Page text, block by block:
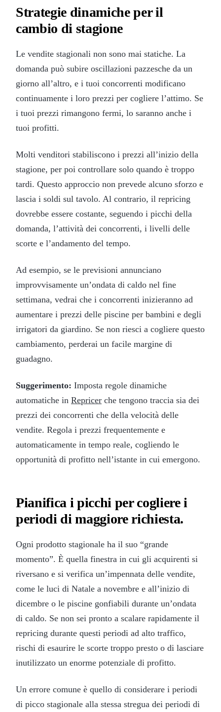
Strategie dinamiche per il
cambio di stagione
Le vendite stagionali non sono mai statiche. La
domanda può subire oscillazioni pazzesche da un
giorno all’altro, e i tuoi concorrenti modificano
continuamente i loro prezzi per cogliere l’attimo. Se
i tuoi prezzi rimangono fermi, lo saranno anche i
tuoi profitti.
Molti venditori stabiliscono i prezzi all’inizio della
stagione, per poi controllare solo quando è troppo
tardi. Questo approccio non prevede alcuno sforzo e
lascia i soldi sul tavolo. Al contrario, il repricing
dovrebbe essere costante, seguendo i picchi della
domanda, l’attività dei concorrenti, i livelli delle
scorte e l’andamento del tempo.
Ad esempio, se le previsioni annunciano
improvvisamente un’ondata di caldo nel fine
settimana, vedrai che i concorrenti inizieranno ad
aumentare i prezzi delle piscine per bambini e degli
irrigatori da giardino. Se non riesci a cogliere questo
cambiamento, perderai un facile margine di
guadagno.
Suggerimento: Imposta regole dinamiche
automatiche in Repricer che tengono traccia sia dei
prezzi dei concorrenti che della velocità delle
vendite. Regola i prezzi frequentemente e
automaticamente in tempo reale, cogliendo le
opportunità di profitto nell’istante in cui emergono.
Pianifica i picchi per cogliere i
periodi di maggiore richiesta.
Ogni prodotto stagionale ha il suo “grande
momento”. È quella finestra in cui gli acquirenti si
riversano e si verifica un’impennata delle vendite,
come le luci di Natale a novembre e all’inizio di
dicembre o le piscine gonfiabili durante un’ondata
di caldo. Se non sei pronto a scalare rapidamente il
repricing durante questi periodi ad alto traffico,
rischi di esaurire le scorte troppo presto o di lasciare
inutilizzato un enorme potenziale di profitto.
Un errore comune è quello di considerare i periodi
di picco stagionale alla stessa stregua dei periodi di